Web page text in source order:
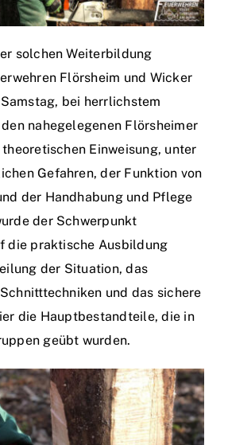
solchen Weiterbildung
Flörsheim und Wicker
bei herrlichstem
nahegelegenen Flörsheimer
Einweisung, unter
Gefahren, der Funktion von
der Handhabung und Pflege
der Schwerpunkt
die praktische Ausbildung
der Situation, das
und das sichere
die Hauptbestandteile, die in
geübt wurden.